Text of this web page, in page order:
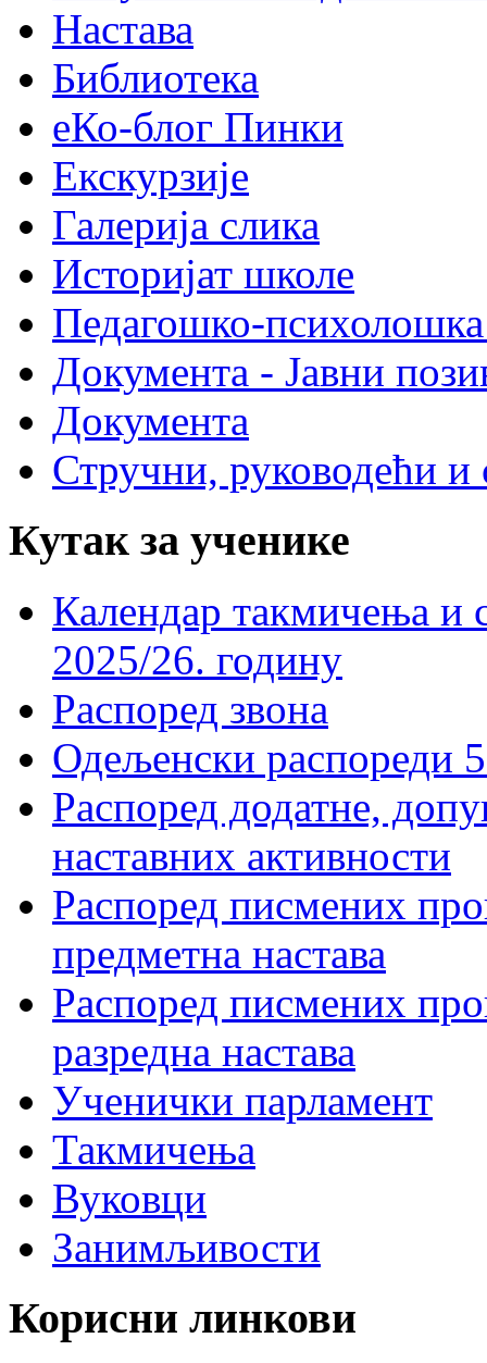
Настава
Библиотека
еКо-блог Пинки
Екскурзије
Галерија слика
Историјат школе
Педагошко-психолошка
Документа - Јавни
Документа
Стручни, руководећи и
Кутак за ученике
Календар такмичења
2025/26. годину
Распоред звона
Одељенски распореди
Распоред додатне,
наставних активности
Распоред писмених
предметна настава
Распоред писмених
разредна настава
Ученички парламент
Такмичења
Вуковци
Занимљивости
Корисни линкови